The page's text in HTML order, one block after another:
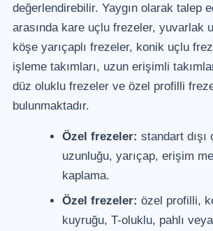
değerlendirebilir. Yaygın olarak talep
arasında kare uçlu frezeler, yuvarlak
köşe yarıçaplı frezeler, konik uçlu
işleme takımları, uzun erişimli
düz oluklu frezeler ve özel profilli
bulunmaktadır.
Özel frezeler: standart dışı
uzunluğu, yarıçap, erişim
kaplama.
Özel frezeler: özel profilli,
kuyruğu, T-oluklu, pahlı